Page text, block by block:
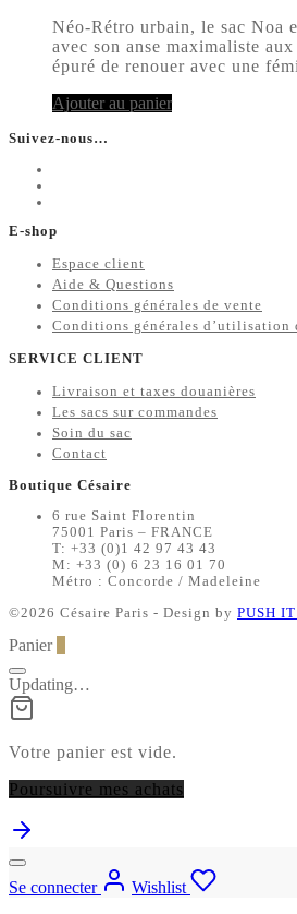
Néo-Rétro urbain, le sac Noa
avec son anse maximaliste
épuré de renouer avec une
Ajouter au panier
Suivez-nous…
E-shop
Espace client
Aide & Questions
Conditions générales de vente
Conditions générales d’utilisation
SERVICE CLIENT
Livraison et taxes douanières
Les sacs sur commandes
Soin du sac
Contact
Boutique Césaire
6 rue Saint Florentin
75001 Paris – FRANCE
T: +33 (0)1 42 97 43 43
M: +33 (0) 6 23 16 01 70
Métro : Concorde / Madeleine
©2026 Césaire Paris - Design by PUSH
Panier
Updating…
Votre panier est vide.
Poursuivre mes achats
Se connecter
Wishlist